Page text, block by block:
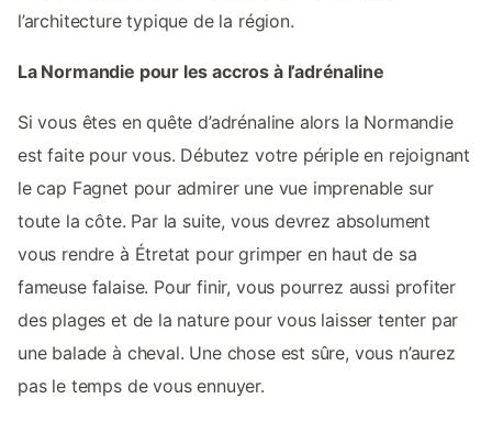
l’architecture typique de la région.
La Normandie pour les accros à l’adrénaline
Si vous êtes en quête d’adrénaline alors la Normandie
est faite pour vous. Débutez votre périple en rejoignant
le cap Fagnet pour admirer une vue imprenable sur
toute la côte. Par la suite, vous devrez absolument
vous rendre à Étretat pour grimper en haut de sa
fameuse falaise. Pour finir, vous pourrez aussi profiter
des plages et de la nature pour vous laisser tenter par
une balade à cheval. Une chose est sûre, vous n’aurez
pas le temps de vous ennuyer.